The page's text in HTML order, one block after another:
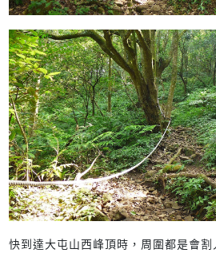
快到達大屯山西峰頂時，周圍都是會割